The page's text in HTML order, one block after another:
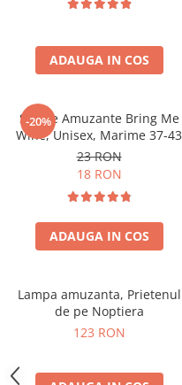
ADAUGA IN COS
-20%
Sosete Amuzante Bring Me
Wine, Unisex, Marime 37-43
23 RON
18 RON
ADAUGA IN COS
Lampa amuzanta, Prietenul
de pe Noptiera
123 RON